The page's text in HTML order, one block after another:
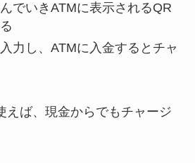
でいきATMに表示されるQR
力し、ATMに入金するとチャ
えば、現金からでもチャージ